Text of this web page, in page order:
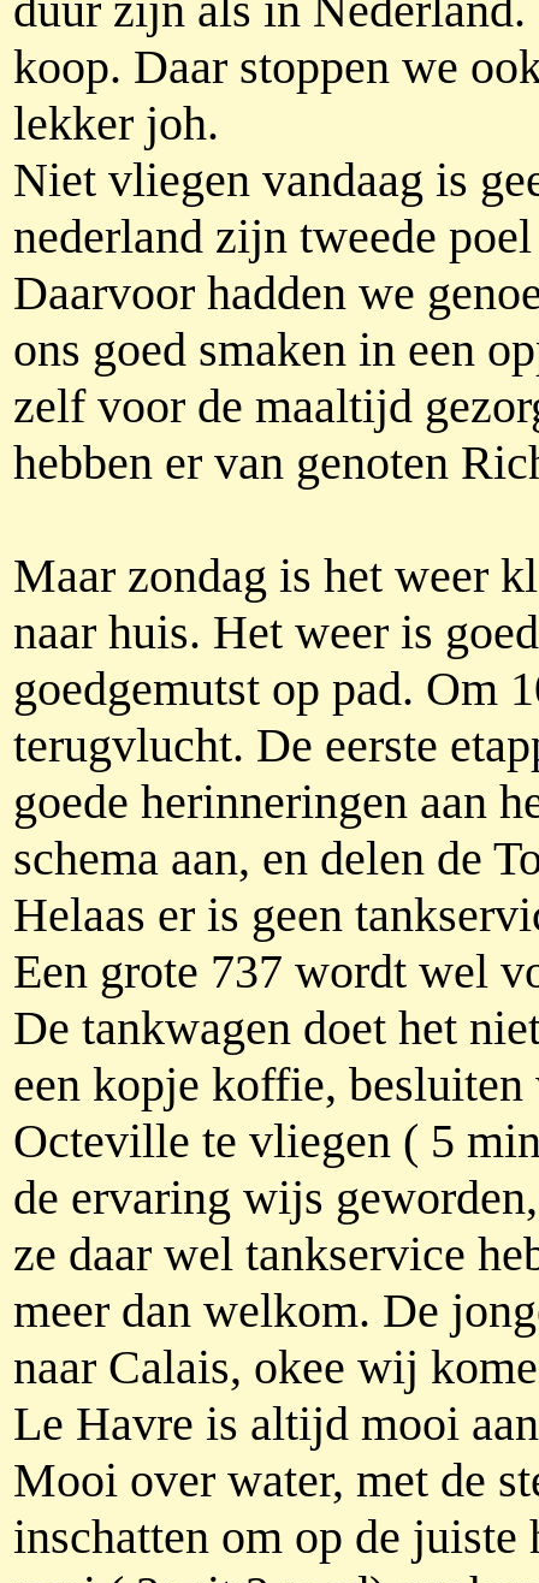
koop. Daar stoppen we
lekker joh.
Niet vliegen vandaag is
nederland zijn tweede
Daarvoor hadden we
ons goed smaken in een
zelf voor de maaltijd
hebben er van genoten
Maar zondag is het weer
naar huis. Het weer is
goedgemutst op pad. Om
terugvlucht. De eerste
goede herinneringen aan
schema aan, en delen de
Helaas er is geen
Een grote 737 wordt wel
De tankwagen doet het
een kopje koffie,
Octeville te vliegen ( 5
de ervaring wijs
ze daar wel tankservice
meer dan welkom. De
naar Calais, okee wij
Le Havre is altijd mooi
Mooi over water, met de
inschatten om op de juiste